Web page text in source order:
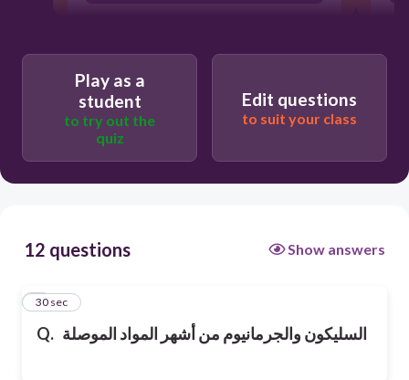
Play as a
student
to try out the
quiz
Edit questions
to suit your class
12 questions Show answers
Q. السليكون والجرمانيوم من أشهر المواد الموصلة
1
30 sec